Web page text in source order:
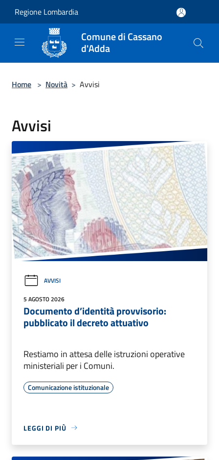
Regione Lombardia
Comune di Cassano
d'Adda
Home > Novità > Avvisi
Avvisi
AVVISI
5 AGOSTO 2026
Documento d’identità provvisorio:
pubblicato il decreto attuativo
Restiamo in attesa delle istruzioni operative
ministeriali per i Comuni.
Comunicazione istituzionale
LEGGI DI PIÙ